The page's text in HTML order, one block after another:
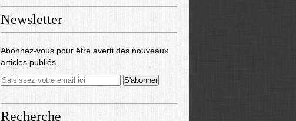
Newsletter
Abonnez-vous pour être averti des nouveaux
articles publiés.
Recherche